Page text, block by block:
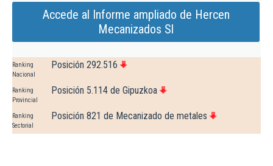
Accede al Informe ampliado de Hercen
Mecanizados Sl
Ranking
Nacional
Posición 292.516
Ranking
Provincial
Posición 5.114 de Gipuzkoa
Ranking
Sectorial
Posición 821 de Mecanizado de metales